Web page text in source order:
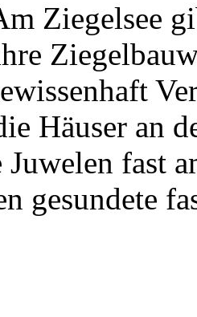
Ziegelsee
Häuser an
fast
gesundete